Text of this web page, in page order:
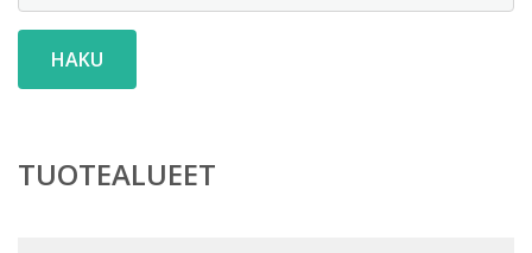
HAKU
TUOTEALUEET